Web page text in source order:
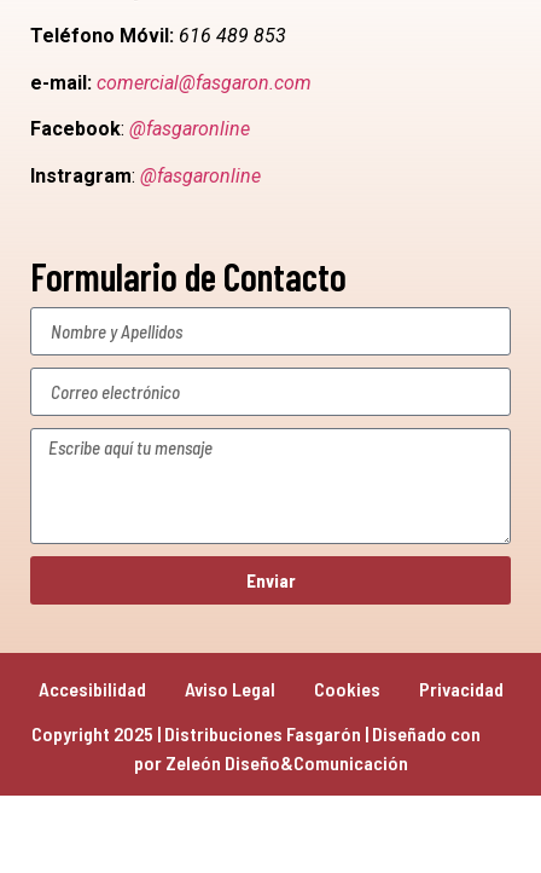
Teléfono Móvil: 616 489 853
e-mail: comercial@fasgaron.com
Facebook: @fasgaronline
Instragram: @fasgaronline
Enviar
Formulario de Contacto
Copyright 2025 | Distribuciones Fasgarón | Diseñado con
por Zeleón Diseño&Comunicación
Accesibilidad Aviso Legal Cookies Privacidad